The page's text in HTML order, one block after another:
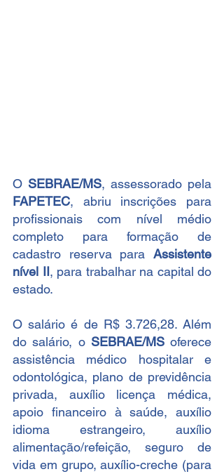
O SEBRAE/MS
FAPETEC, abriu inscrições para
profissionais com nível médio
completo para formação de
cadastro reserva para Assistente
nível II, para trabalhar na capital do
estado.
O salário é de R$ 3.726,28. Além
do salário, o SEBRAE/MS oferece
assistência médico hospitalar e
odontológica, plano de previdência
privada, auxílio licença médica,
apoio financeiro à saúde, auxílio
idioma estrangeiro, auxílio
alimentação/refeição, seguro de
vida em grupo, auxílio-creche (para